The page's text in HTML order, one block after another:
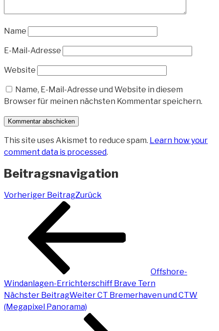
Name
E-Mail-Adresse
Website
Name, E-Mail-Adresse und Website in diesem
Browser für meinen nächsten Kommentar speichern.
This site uses Akismet to reduce spam. Learn how your
comment data is processed.
Beitragsnavigation
Vorheriger BeitragZurück
Offshore-
Windanlagen-Errichterschiff Brave Tern
Nächster BeitragWeiterCT Bremerhaven und CTW
(Megapixel Panorama)